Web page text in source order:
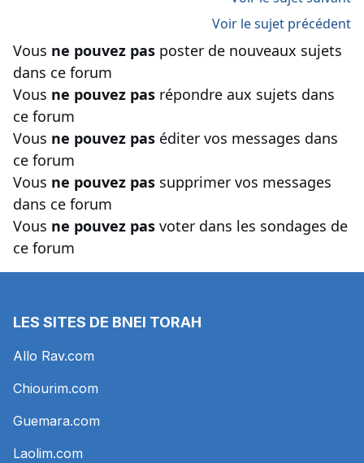
Voir le sujet précédent
Vous ne pouvez pas poster de nouveaux sujets
dans ce forum
Vous ne pouvez pas répondre aux sujets dans
ce forum
Vous ne pouvez pas éditer vos messages dans
ce forum
Vous ne pouvez pas supprimer vos messages
dans ce forum
Vous ne pouvez pas voter dans les sondages de
ce forum
LES SITES DE BNEI TORAH
Allo Rav.com
Chiourim.com
Guemara.com
Laolim.com